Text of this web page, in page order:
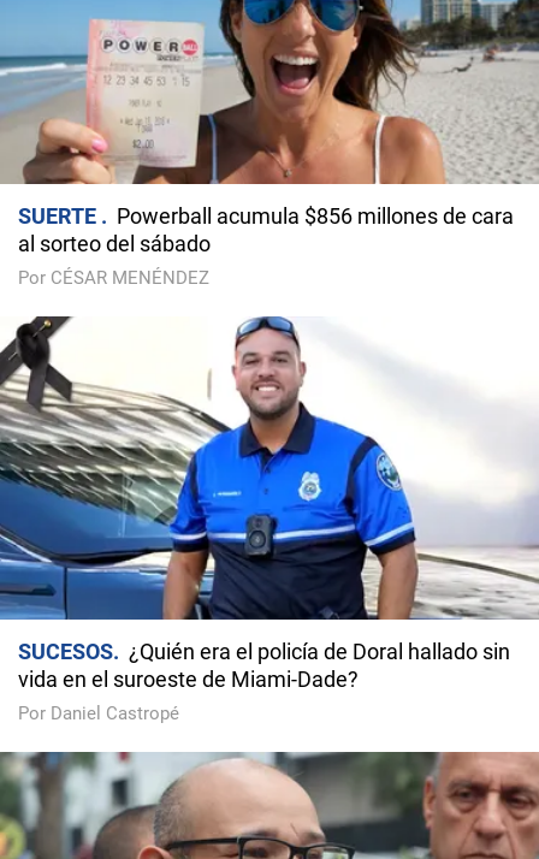
SUERTE
Powerball acumula $856 millones de cara
al sorteo del sábado
Por CÉSAR MENÉNDEZ
SUCESOS
¿Quién era el policía de Doral hallado sin
vida en el suroeste de Miami-Dade?
Por Daniel Castropé